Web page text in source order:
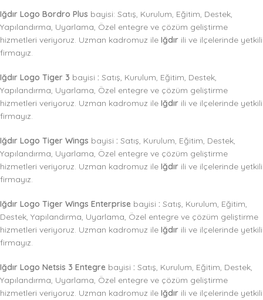
Iğdır Logo Bordro Plus bayisi: Satış, Kurulum, Eğitim, Destek,
Yapılandırma, Uyarlama, Özel entegre ve çözüm geliştirme
hizmetleri veriyoruz. Uzman kadromuz ile Iğdır ili ve ilçelerinde yetkili
firmayız.
Iğdır Logo Tiger 3 bayisi : Satış, Kurulum, Eğitim, Destek,
Yapılandırma, Uyarlama, Özel entegre ve çözüm geliştirme
hizmetleri veriyoruz. Uzman kadromuz ile Iğdır ili ve ilçelerinde yetkili
firmayız.
Iğdır Logo Tiger Wings bayisi : Satış, Kurulum, Eğitim, Destek,
Yapılandırma, Uyarlama, Özel entegre ve çözüm geliştirme
hizmetleri veriyoruz. Uzman kadromuz ile Iğdır ili ve ilçelerinde yetkili
firmayız.
Iğdır Logo Tiger Wings Enterprise bayisi : Satış, Kurulum, Eğitim,
Destek, Yapılandırma, Uyarlama, Özel entegre ve çözüm geliştirme
hizmetleri veriyoruz. Uzman kadromuz ile Iğdır ili ve ilçelerinde yetkili
firmayız.
Iğdır Logo Netsis 3 Entegre bayisi : Satış, Kurulum, Eğitim, Destek,
Yapılandırma, Uyarlama, Özel entegre ve çözüm geliştirme
hizmetleri veriyoruz. Uzman kadromuz ile Iğdır ili ve ilçelerinde yetkili